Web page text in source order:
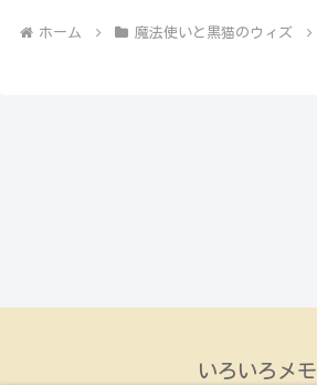
ホーム 魔法使いと黒猫のウィズ
いろいろメモ